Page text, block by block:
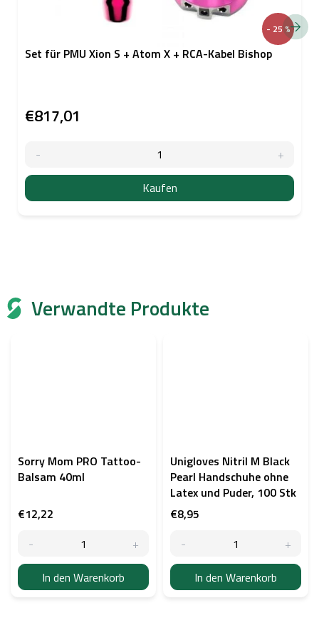
Verwandte Produkte
Sorry Mom PRO Tattoo-
Balsam 40ml
€12,22
In den Warenkorb
Unigloves Nitril M Black
Pearl Handschuhe ohne
Latex und Puder, 100 Stk
€8,95
In den Warenkorb
- 25 %
Set für PMU Xion S + Atom X + RCA-Kabel Bishop
€817,01
Kaufen